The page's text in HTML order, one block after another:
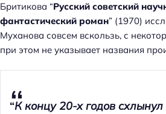
Бритикова “Русский советский
фантастический роман” (1970)
Муханова совсем вскользь, с
при этом не указывает названия
“К концу 20-х годов